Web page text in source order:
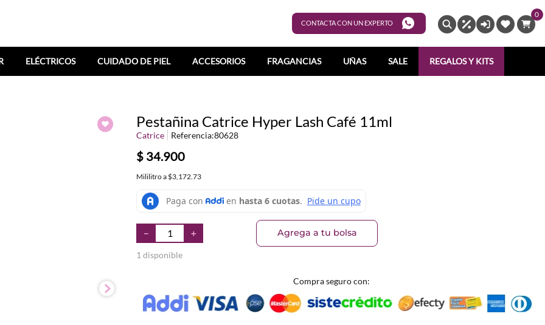
CONTACTA CON UN EXPERTO
0
ELÉCTRICOS CUIDADO DE PIEL ACCESORIOS FRAGANCIAS UÑAS SALE REGALOS Y KITS
Pestañina Catrice Hyper Lash Café 11ml
Catrice Referencia:80628
$ 34.900
Mililitroa $3,172.73
＋
－
1 disponible
Agrega a tu bolsa
Compra seguro con: